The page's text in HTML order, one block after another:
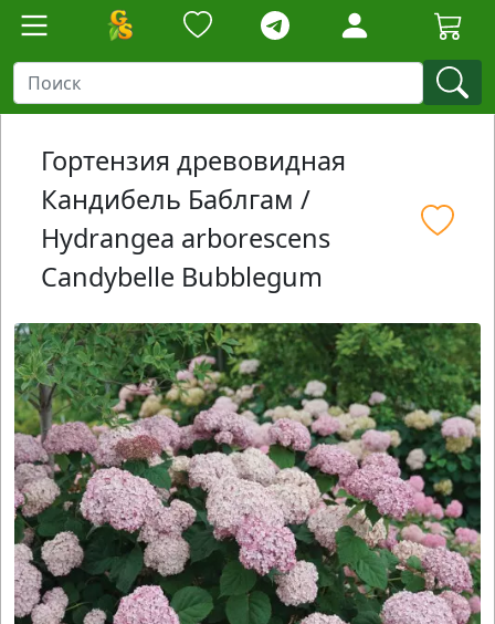
Гортензия древовидная
Кандибель Баблгам /
Hydrangea arborescens
Candybelle Bubblegum